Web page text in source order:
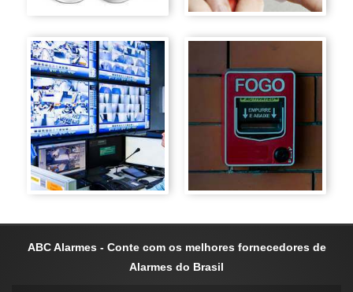
ABC Alarmes - Conte com os melhores fornecedores de
Alarmes do Brasil